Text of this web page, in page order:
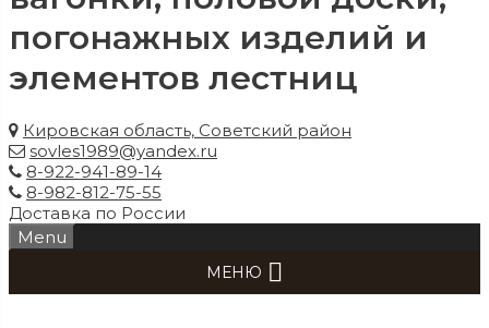
погонажных изделий и
элементов лестниц
Кировская область, Советский район
sovles1989@yandex.ru
8-922-941-89-14
8-982-812-75-55
Доставка по России
Menu
МЕНЮ